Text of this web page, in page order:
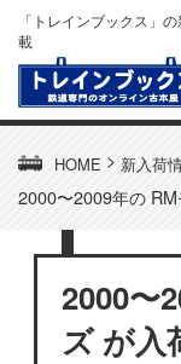
「トレインブックス」
載
HOME > 新入荷
2000〜2009年の
2000〜
ズ が入